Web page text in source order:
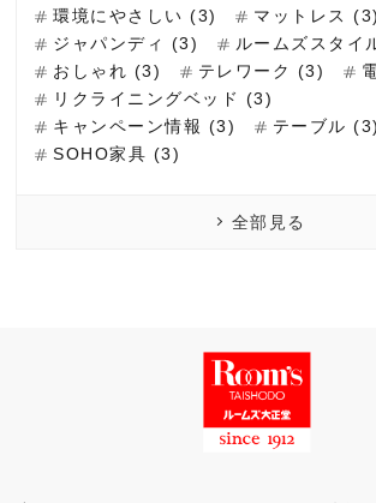
環境にやさしい (3)
マットレス (3)
ジャパンディ (3)
ルームズスタイ
おしゃれ (3)
テレワーク (3)
リクライニングベッド (3)
キャンペーン情報 (3)
テーブル (3)
SOHO家具 (3)
全部見る